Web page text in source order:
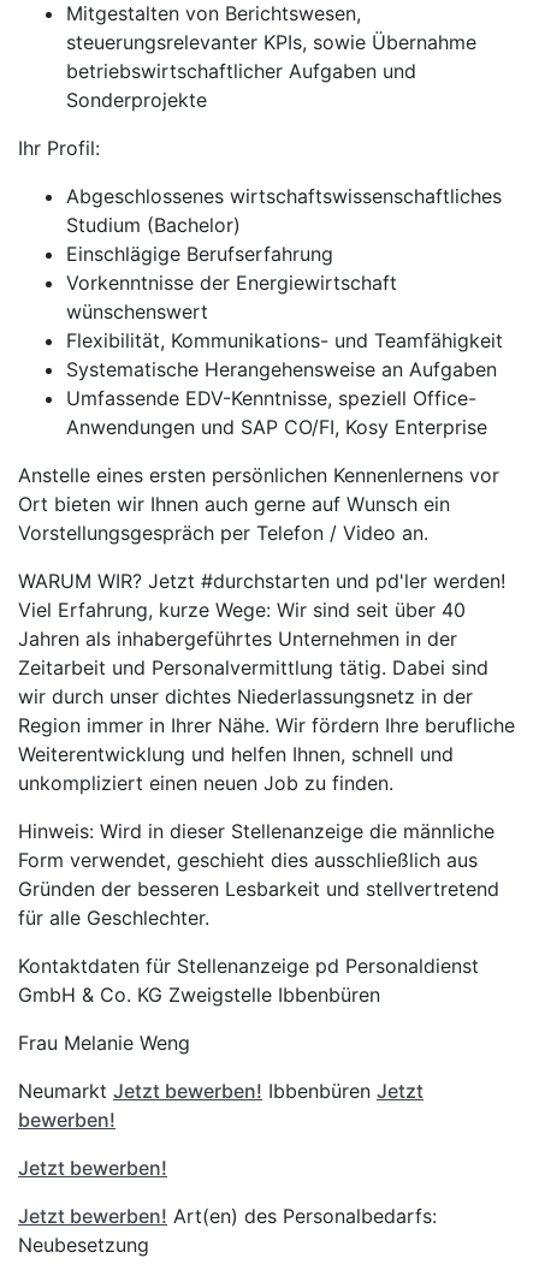
Mitgestalten von Berichtswesen,
steuerungsrelevanter KPIs, sowie Übernahme
betriebswirtschaftlicher Aufgaben und
Sonderprojekte
Ihr Profil:
Abgeschlossenes wirtschaftswissenschaftliches
Studium (Bachelor)
Einschlägige Berufserfahrung
Vorkenntnisse der Energiewirtschaft
wünschenswert
Flexibilität, Kommunikations- und Teamfähigkeit
Systematische Herangehensweise an Aufgaben
Umfassende EDV-Kenntnisse, speziell Office-
Anwendungen und SAP CO/FI, Kosy Enterprise
Anstelle eines ersten persönlichen Kennenlernens vor
Ort bieten wir Ihnen auch gerne auf Wunsch ein
Vorstellungsgespräch per Telefon / Video an.
WARUM WIR? Jetzt #durchstarten und pd'ler werden!
Viel Erfahrung, kurze Wege: Wir sind seit über 40
Jahren als inhabergeführtes Unternehmen in der
Zeitarbeit und Personalvermittlung tätig. Dabei sind
wir durch unser dichtes Niederlassungsnetz in der
Region immer in Ihrer Nähe. Wir fördern Ihre berufliche
Weiterentwicklung und helfen Ihnen, schnell und
unkompliziert einen neuen Job zu finden.
Hinweis: Wird in dieser Stellenanzeige die männliche
Form verwendet, geschieht dies ausschließlich aus
Gründen der besseren Lesbarkeit und stellvertretend
für alle Geschlechter.
Kontaktdaten für Stellenanzeige pd Personaldienst
GmbH & Co. KG Zweigstelle Ibbenbüren
Frau Melanie Weng
Neumarkt Jetzt bewerben! Ibbenbüren Jetzt
bewerben!
Jetzt bewerben!
Jetzt bewerben! Art(en) des Personalbedarfs:
Neubesetzung